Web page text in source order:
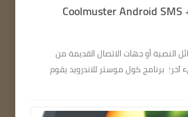
Coolmuster Android SMS
النصية أو جهات الاتصال القديمة من
برنامج كول موستر للاندرويد يقوم